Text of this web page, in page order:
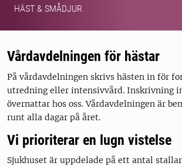
HÄST & SMÅDJUR
Vårdavdelningen för hästar
På vårdavdelningen skrivs hästen in för
utredning eller intensivvård. Inskrivning
övernattar hos oss. Vårdavdelningen är
runt alla dagar på året.
Vi prioriterar en lugn vistelse
Sjukhuset är uppdelade på ett antal